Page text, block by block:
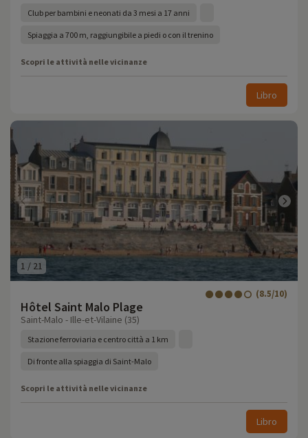
Club per bambini e neonati da 3 mesi a 17 anni
Spiaggia a 700 m, raggiungibile a piedi o con il trenino
Scopri le attività nelle vicinanze
Libro
1 / 21
Hôtel Saint Malo Plage
(8.5/10)
Saint-Malo - Ille-et-Vilaine (35)
Stazione ferroviaria e centro città a 1 km
Di fronte alla spiaggia di Saint-Malo
Scopri le attività nelle vicinanze
Libro